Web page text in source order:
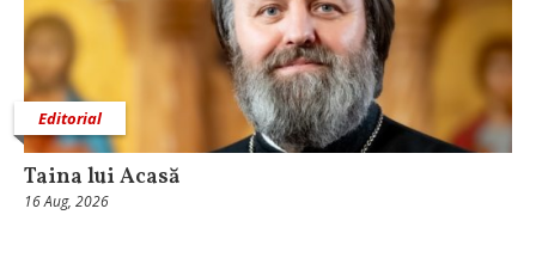
Editorial
Taina lui Acasă
16 Aug, 2026